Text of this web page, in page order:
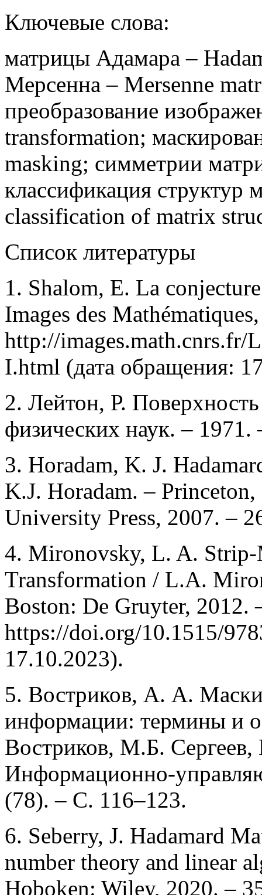
Ключевые слова:
матрицы Адамара –
Мерсенна – Mersenne
преобразование
transformation;
masking; симметрии
классификация структур
classification of matrix
Список литературы
1. Shalom, E. La
Images des
http://images.math.cnrs.fr/
I.html (дата обращения:
2. Лейтон, Р.
физических наук. –
3. Horadam, K. J.
K.J. Horadam. –
University Press, 2007. –
4. Mironovsky, L. A. Strip-
Transformation / L.A.
Boston: De Gruyter, 2012.
https://doi.org/10.1515/
17.10.2023).
5. Востриков, А. А.
информации: термины и
Востриков, М.Б.
Информационно-
(78). – С. 116–123.
6. Seberry, J. Hadamard
number theory and linear
Hoboken: Wiley, 2020. –